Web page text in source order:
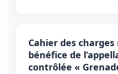
Cahier des
bénéfice de
contrôlée «